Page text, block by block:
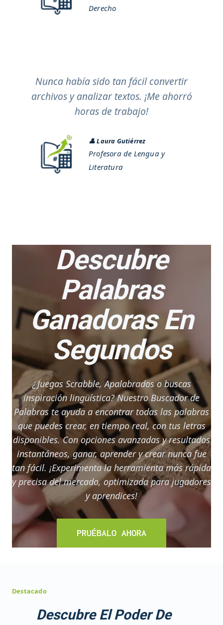
Derecho
Nunca había sido tan fácil convertir
archivos y analizar textos. ¡Me ahorró
horas de trabajo!
👤Laura Gutiérrez
Profesora de Lengua y
Literatura
Descubre
Palabras
Ganadoras En
Segundos
¿Juegas Scrabble, Apalabrados o buscas
inspiración lingüística? Nuestro Buscador de
Palabras te ayuda a encontrar todas las palabras
que puedes crear, en tiempo real, con tus letras
disponibles. Con opciones avanzadas y resultados
instantáneos, ganar, aprender y crear nunca fue
tan fácil. ¡Experimenta la herramienta más rápida
y precisa del mercado, optimizada para jugadores
y aprendices!
PRUÉBALO AHORA
Destacado
Descubre El Poder De